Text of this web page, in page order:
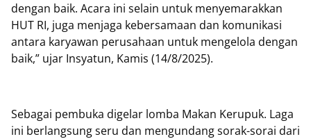
dengan baik. Acara ini selain untuk menyemarakkan
HUT RI, juga menjaga kebersamaan dan komunikasi
antara karyawan perusahaan untuk mengelola dengan
baik,” ujar Insyatun, Kamis (14/8/2025).
Sebagai pembuka digelar lomba Makan Kerupuk. Laga
ini berlangsung seru dan mengundang sorak-sorai dari